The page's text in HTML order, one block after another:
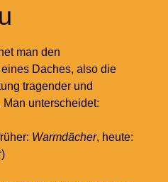
man den
Daches, also die
tragender und
unterscheidet:
Warmdächer, heute: